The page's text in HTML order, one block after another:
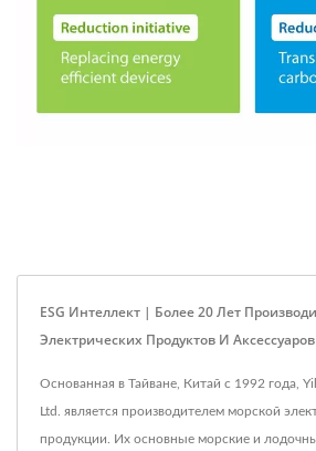
ESG Интеллект | Более 20 Лет
Электрических Продуктов И
Основанная в Тайване, Китай с 1992 года,
Ltd. является производителем морской
продукции. Их основные морские и